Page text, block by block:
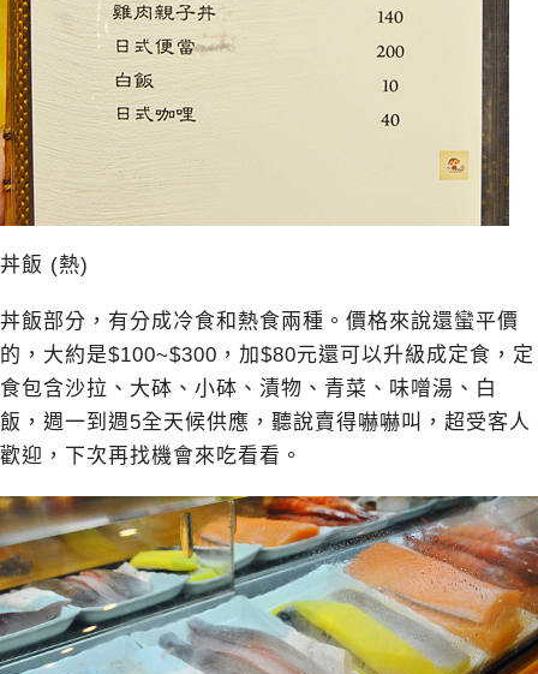
丼飯 (熱)
丼飯部分，有分成冷食和熱食兩種。價格來說還蠻平價
的，大約是$100~$300，加$80元還可以升級成定食，定
食包含沙拉、大砵、小砵、漬物、青菜、味噌湯、白
飯，週一到週5全天候供應，聽說賣得嚇嚇叫，超受客人
歡迎，下次再找機會來吃看看。